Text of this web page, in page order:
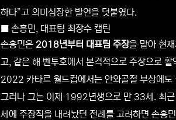
하다”고 의미심장한 발언을 덧붙였다.
■ 손흥민, 대표팀 최장수 캡틴
손흥민은 2018년부터 대표팀 주장을 맡아 현
고, 같은 해 벤투호에서 본격적으로 주장으로 활
2022 카타르 월드컵에서는 안와골절 부상에도
그러나 그는 이제 1992년생으로 만 33세. 최
세에 주장직을 내려놨던 전례를 고려하면 손흥